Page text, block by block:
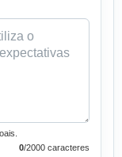
0/2000 caracteres